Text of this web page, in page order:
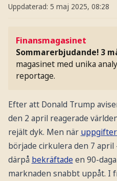
Uppdaterad: 5 maj 2025, 08:28
Finansmagasinet
Sommarerbjudande! 3
magasinet med unika
reportage.
Efter att Donald Trump
den 2 april reagerade
rejält dyk. Men när
började cirkulera den 7 april
därpå bekräftadeen 90-
marknaden snabbt uppåt. I